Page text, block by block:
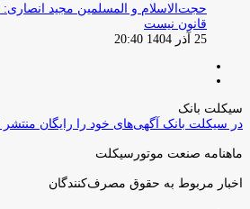
حجت‌الاسلام و المسلمین مجید
قانون نیست
25 آذر 1404 20:40
سیکلت بانک
در سیکلت بانک آگهی‌های خود را رایگان منتشر
ماهنامه صنعت موتورسیکلت
اخبار مربوط به حقوق مصرف‌کنندگان